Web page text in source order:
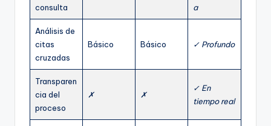
consulta
a
Análisis de
citas
cruzadas
Básico Básico ✓ Profundo
Transparen
cia del
proceso
✗ ✗
✓ En
tiempo real